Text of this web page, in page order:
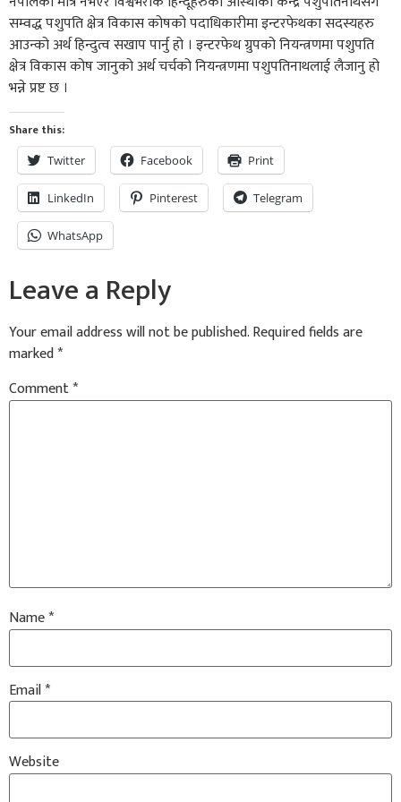
सम्वद्ध पशुपति क्षेत्र विकास कोषको पदाधिकारीमा इन्टरफेथका सदस्यहरु
आउन्को अर्थ हिन्दुत्व सखाप पार्नु हो । इन्टरफेथ ग्रुपको नियन्त्रणमा पशुपति
क्षेत्र विकास कोष जानुको अर्थ चर्चको नियन्त्रणमा पशुपतिनाथलाई लैजानु हो
भन्ने प्रष्ट छ ।
Share this:
Twitter Facebook Print
LinkedIn Pinterest Telegram
WhatsApp
Leave a Reply
Your email address will not be published.Required fields are
marked*
Comment*
Name*
Email*
Website